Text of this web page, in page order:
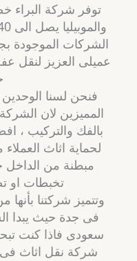
توفر شركة البراء
الشركات الموجودة
عميلى العزيز لنقل
فنحن لسنا
المميزين لان
بالفك والتركيب ،
لحماية اثاث
مبطنة من
تخبطات او
وتتميز شركتنا
سعودى فاذا كنت
شركة نقل اثاث فى